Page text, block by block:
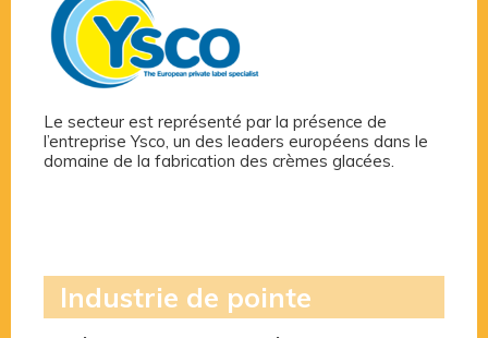
Le secteur est représenté par la présence de
l’entreprise Ysco, un des leaders européens dans le
domaine de la fabrication des crèmes glacées.
Industrie de pointe